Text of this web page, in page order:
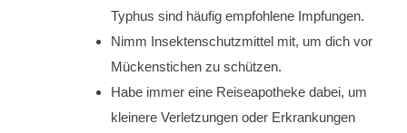
Typhus sind häufig empfohlene Impfungen.
Nimm Insektenschutzmittel mit, um dich vor
Mückenstichen zu schützen.
Habe immer eine Reiseapotheke dabei, um
kleinere Verletzungen oder Erkrankungen